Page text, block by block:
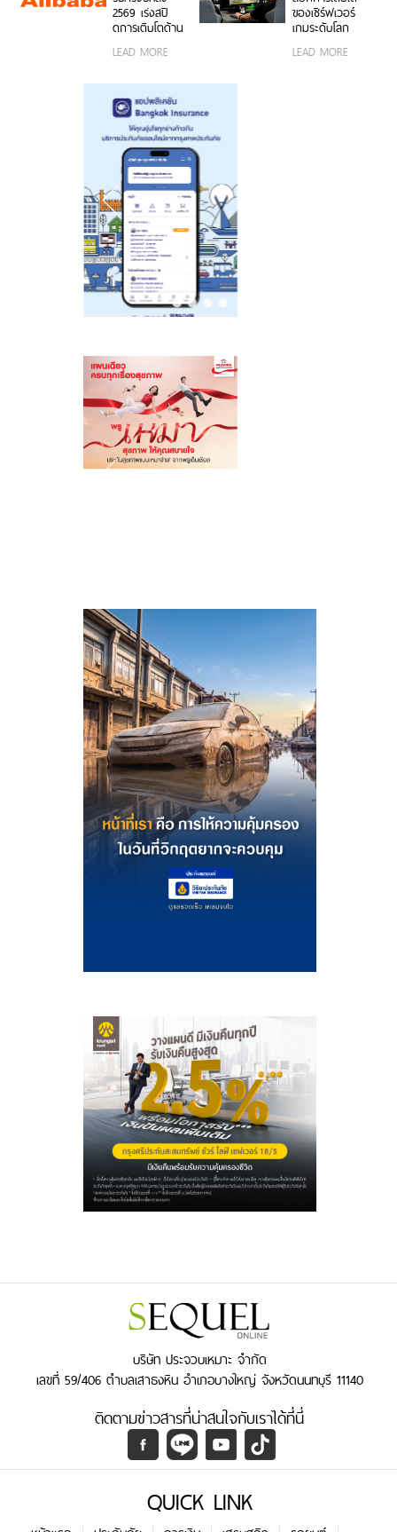
และระบบ iOS ใน
ราคา 2,999 บาท
ดีไซน์ดวงดาว 3
มิติ ครั้งแรกใน
2569 เร่งสปี
ดการเติบโตด้าน
ขององค์กร
และการขยาย
โครงสร้างพื้นฐาน
ทั่วโลก
LEAD MORE
ของเซิร์ฟเวอร์
เกมระดับโลก
เซิร์ฟเวอร์
LEAD MORE
บริษัท ประจวบเหมาะ จำกัด
เลขที่ 59/406 ตำบลเสาธงหิน อำเภอบางใหญ่ จังหวัดนนทบุรี 11140
ติดตามข่าวสารที่น่าสนใจกับเราได้ที่นี่
QUICK LINK